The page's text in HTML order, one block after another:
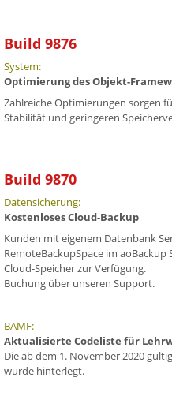
Build 9876
System:
Optimierung des Objekt-
Zahlreiche Optimierungen sorgen
Stabilität und geringeren
Build 9870
Datensicherung:
Kostenloses Cloud-Backup
Kunden mit eigenem Datenbank
RemoteBackupSpace im
Cloud-Speicher zur Verfügung.
Buchung über unseren Support.
BAMF:
Aktualisierte Codeliste für
Die ab dem 1. November 2020
wurde hinterlegt.